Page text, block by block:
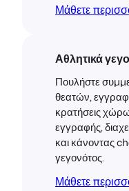
Μάθετε
Αθλητικά
Πουλήστε
θεατών,
κρατήσεις
εγγραφής,
και κάνοντας
γεγονότος.
Μάθετε